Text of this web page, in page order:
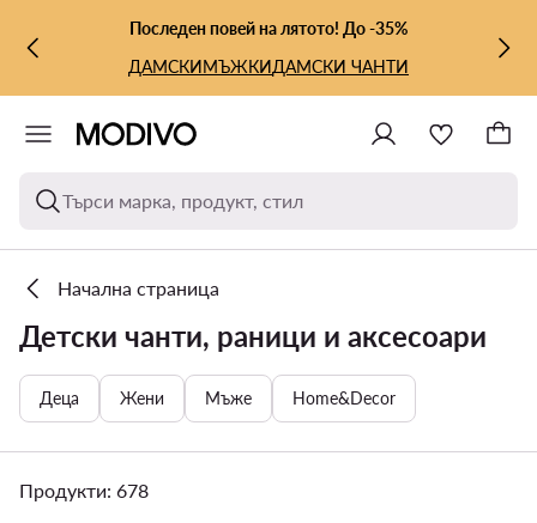
КЪМ ОСНОВНОТО СЪДЪРЖАНИЕ
КЪМ ТЪРСЕНЕПоследен повей на лятото! До -35%
ДАМСКИМЪЖКИДАМСКИ ЧАНТИ
Търси марка, продукт, стил
Начална страница
Детски чанти, раници и аксесоари
Деца Жени Мъже Home&Decor
Продукти: 678